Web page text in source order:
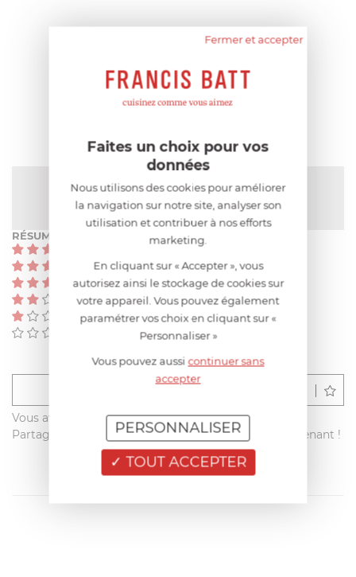
AVIS CLIENT
NOTE MOYENNE
Pas encore de note
RÉSUMÉ
(0)
(0)
(0)
(0)
Vous avez acheté ce produit sur francisbatt.com ?
Partagez votre avis avec les autres clients dès maintenant !
Fermer et accepter
Faites un choix pour vos
données
Nous utilisons des cookies pour améliorer
la navigation sur notre site, analyser son
utilisation et contribuer à nos efforts
marketing.
En cliquant sur « Accepter », vous
autorisez ainsi le stockage de cookies sur
votre appareil. Vous pouvez également
paramétrer vos choix en cliquant sur «
Personnaliser »
Vous pouvez aussicontinuer sans
accepter
TOUT ACCEPTER
PERSONNALISER